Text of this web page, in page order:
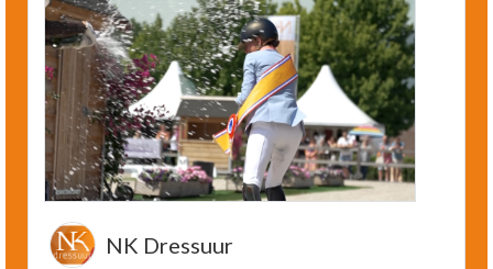
NK Dressuur